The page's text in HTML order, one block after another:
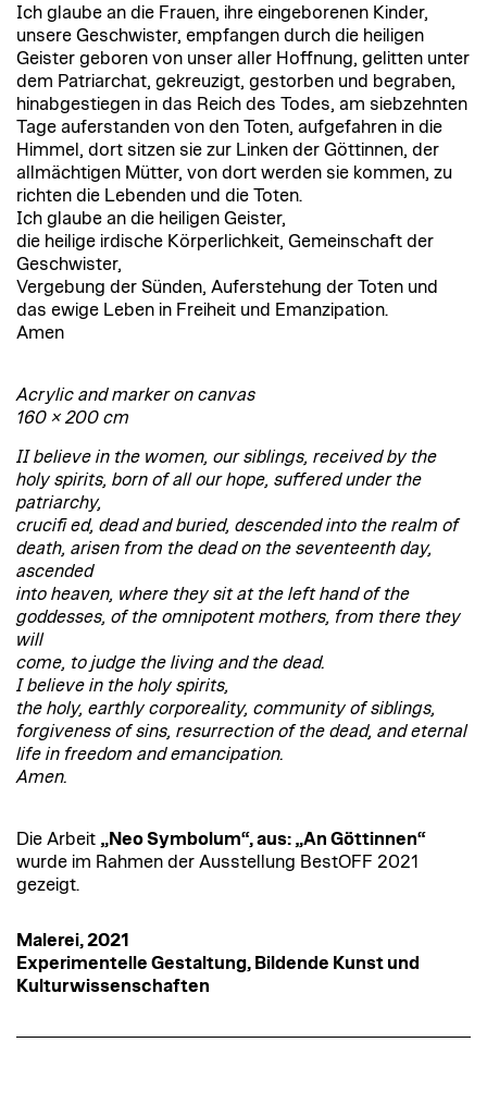
Ich glaube an die Frauen, ihre eingeborenen Kinder,
unsere Geschwister, empfangen durch die heiligen
Geister geboren von unser aller Hoffnung, gelitten unter
dem Patriarchat, gekreuzigt, gestorben und begraben,
hinabgestiegen in das Reich des Todes, am siebzehnten
Tage auferstanden von den Toten, aufgefahren in die
Himmel, dort sitzen sie zur Linken der Göttinnen, der
allmächtigen Mütter, von dort werden sie kommen, zu
richten die Lebenden und die Toten.
Ich glaube an die heiligen Geister,
die heilige irdische Körperlichkeit, Gemeinschaft der
Geschwister,
Vergebung der Sünden, Auferstehung der Toten und
das ewige Leben in Freiheit und Emanzipation.
Amen
Acrylic and marker on canvas
160 × 200 cm
II believe in the women, our siblings, received by the
holy spirits, born of all our hope, suffered under the
patriarchy,
crucifi ed, dead and buried, descended into the realm of
death, arisen from the dead on the seventeenth day,
ascended
into heaven, where they sit at the left hand of the
goddesses, of the omnipotent mothers, from there they
will
come, to judge the living and the dead.
I believe in the holy spirits,
the holy, earthly corporeality, community of siblings,
forgiveness of sins, resurrection of the dead, and eternal
life in freedom and emancipation.
Amen.
Die Arbeit „Neo Symbolum“, aus: „An Göttinnen“
wurde im Rahmen der Ausstellung BestOFF 2021
gezeigt.
Malerei, 2021
Experimentelle Gestaltung, Bildende Kunst und
Kulturwissenschaften